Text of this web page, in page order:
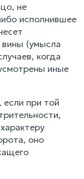
не
исполнившее
вины (умысла
когда
иные
при той
оно